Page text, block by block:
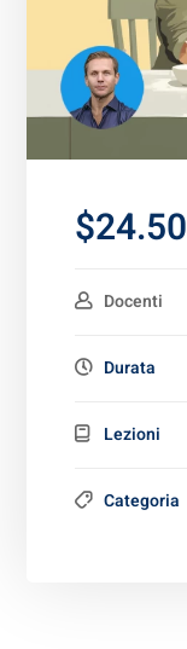
$24.50
Docenti
Durata
Lezioni
Categoria